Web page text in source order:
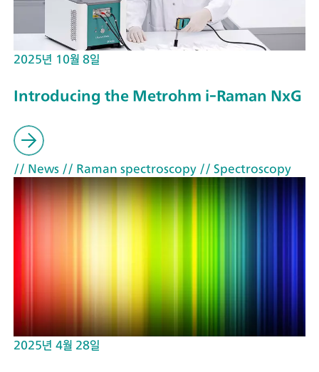
2025년 10월 8일
Introducing the Metrohm i-Raman NxG
// News // Raman spectroscopy // Spectroscopy
2025년 4월 28일